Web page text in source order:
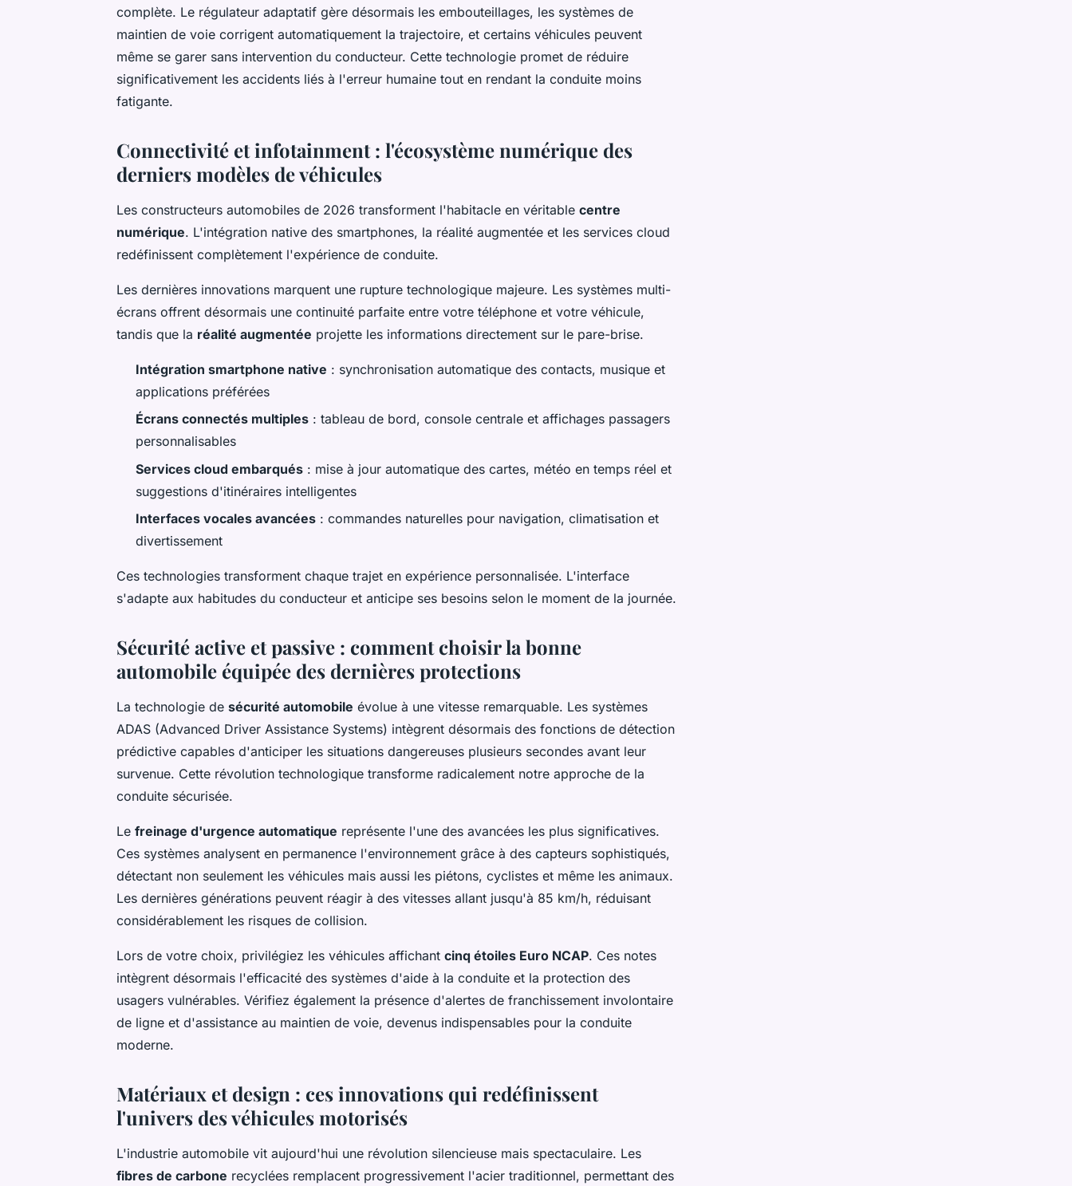
complète. Le régulateur adaptatif gère désormais les embouteillages, les systèmes de
maintien de voie corrigent automatiquement la trajectoire, et certains véhicules peuvent
même se garer sans intervention du conducteur. Cette technologie promet de réduire
significativement les accidents liés à l'erreur humaine tout en rendant la conduite moins
fatigante.
Connectivité et infotainment : l'écosystème numérique des
derniers modèles de véhicules
Les constructeurs automobiles de 2026 transforment l'habitacle en véritable centre
numérique. L'intégration native des smartphones, la réalité augmentée et les services cloud
redéfinissent complètement l'expérience de conduite.
Les dernières innovations marquent une rupture technologique majeure. Les systèmes multi-
écrans offrent désormais une continuité parfaite entre votre téléphone et votre véhicule,
tandis que la réalité augmentée projette les informations directement sur le pare-brise.
Intégration smartphone native : synchronisation automatique des contacts, musique et
applications préférées
Écrans connectés multiples : tableau de bord, console centrale et affichages passagers
personnalisables
Services cloud embarqués : mise à jour automatique des cartes, météo en temps réel et
suggestions d'itinéraires intelligentes
Interfaces vocales avancées : commandes naturelles pour navigation, climatisation et
divertissement
Ces technologies transforment chaque trajet en expérience personnalisée. L'interface
s'adapte aux habitudes du conducteur et anticipe ses besoins selon le moment de la journée.
Sécurité active et passive : comment choisir la bonne
automobile équipée des dernières protections
La technologie de sécurité automobile évolue à une vitesse remarquable. Les systèmes
ADAS (Advanced Driver Assistance Systems) intègrent désormais des fonctions de détection
prédictive capables d'anticiper les situations dangereuses plusieurs secondes avant leur
survenue. Cette révolution technologique transforme radicalement notre approche de la
conduite sécurisée.
Le freinage d'urgence automatique représente l'une des avancées les plus significatives.
Ces systèmes analysent en permanence l'environnement grâce à des capteurs sophistiqués,
détectant non seulement les véhicules mais aussi les piétons, cyclistes et même les animaux.
Les dernières générations peuvent réagir à des vitesses allant jusqu'à 85 km/h, réduisant
considérablement les risques de collision.
Lors de votre choix, privilégiez les véhicules affichant cinq étoiles Euro NCAP. Ces notes
intègrent désormais l'efficacité des systèmes d'aide à la conduite et la protection des
usagers vulnérables. Vérifiez également la présence d'alertes de franchissement involontaire
de ligne et d'assistance au maintien de voie, devenus indispensables pour la conduite
moderne.
Matériaux et design : ces innovations qui redéfinissent
l'univers des véhicules motorisés
L'industrie automobile vit aujourd'hui une révolution silencieuse mais spectaculaire. Les
fibres de carbone recyclées remplacent progressivement l'acier traditionnel, permettant des